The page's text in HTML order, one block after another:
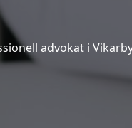
advokat i